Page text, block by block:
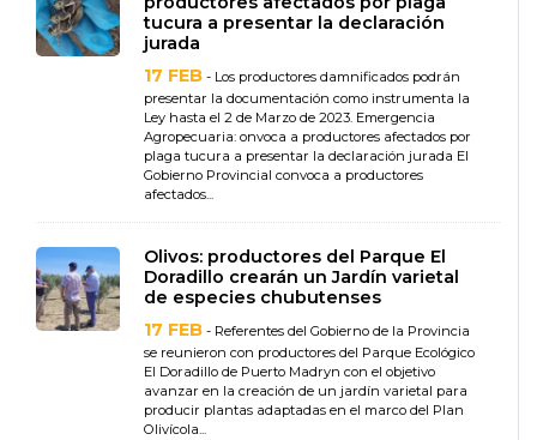
tucura a presentar la declaración
jurada
17 FEB - Los productores damnificados podrán
presentar la documentación como instrumenta la
Ley hasta el 2 de Marzo de 2023. Emergencia
Agropecuaria: onvoca a productores afectados por
plaga tucura a presentar la declaración jurada El
Gobierno Provincial convoca a productores
afectados...
Olivos: productores del Parque El
Doradillo crearán un Jardín varietal
de especies chubutenses
17 FEB - Referentes del Gobierno de la Provincia
se reunieron con productores del Parque Ecológico
El Doradillo de Puerto Madryn con el objetivo
avanzar en la creación de un jardín varietal para
producir plantas adaptadas en el marco del Plan
Olivícola...